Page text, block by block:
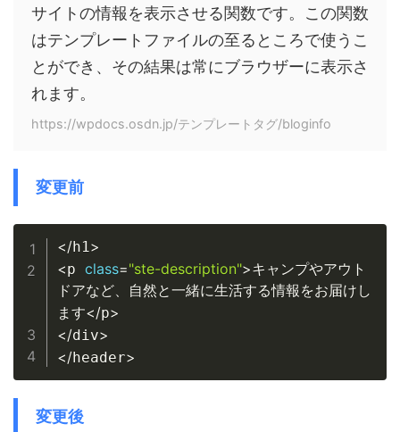
サイトの情報を表示させる関数です。この関数
はテンプレートファイルの至るところで使うこ
とができ、その結果は常にブラウザーに表示さ
れます。
https://wpdocs.osdn.jp/テンプレートタグ/bloginfo
変更前
</h1>
<p class="ste-description">キャンプやアウト
ドアなど、自然と一緒に生活する情報をお届けし
ます</p>
</div>
</header>
変更後